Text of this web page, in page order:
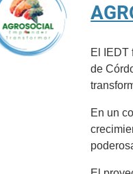
El IEDT
de
En un